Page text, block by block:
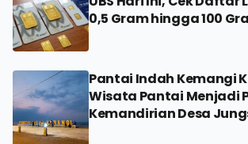
0,5 Gram hingga 100
Pantai Indah Kemangi
Wisata Pantai Menjadi
Kemandirian Desa